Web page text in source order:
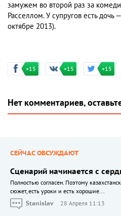
замужем во второй раз за
Расселлом. У супругов есть дочь
октябре 2013).
+15 +15 +15
Нет комментариев,
СЕЙЧАС ОБСУЖДАЮТ
Сценарий начинается с
Полностью согласен. Поэтому
сюжет, есть уроки и есть хорошие...
Stanislav
28 Апреля 11:13